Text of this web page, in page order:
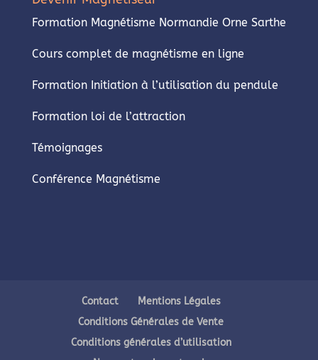
Formation Magnétisme Normandie Orne Sarthe
Cours complet de magnétisme en ligne
Formation Initiation à l’utilisation du pendule
Formation loi de l’attraction
Témoignages
Conférence Magnétisme
Contact
Mentions Légales
Conditions Générales de Vente
Conditions générales d’utilisation